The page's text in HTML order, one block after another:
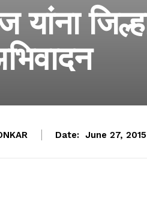
यांना
Date: June 27, 2015